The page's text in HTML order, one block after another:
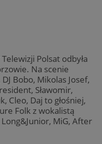
Polsat odbyła
Na scenie
Bobo, Mikolas Josef,
Sławomir,
Cleo, Daj to głośniej,
Folk z wokalistą
MiG, After